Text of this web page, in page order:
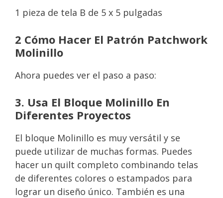
1 pieza de tela B de 5 x 5 pulgadas
2 Cómo Hacer El Patrón Patchwork
Molinillo
Ahora puedes ver el paso a paso:
3. Usa El Bloque Molinillo En
Diferentes Proyectos
El bloque Molinillo es muy versátil y se
puede utilizar de muchas formas. Puedes
hacer un quilt completo combinando telas
de diferentes colores o estampados para
lograr un diseño único. También es una